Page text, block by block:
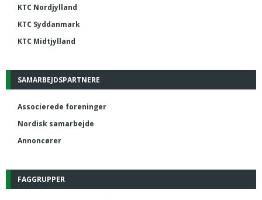
KTC Nordjylland
KTC Syddanmark
KTC Midtjylland
SAMARBEJDSPARTNERE
Associerede foreninger
Nordisk samarbejde
Annoncører
FAGGRUPPER